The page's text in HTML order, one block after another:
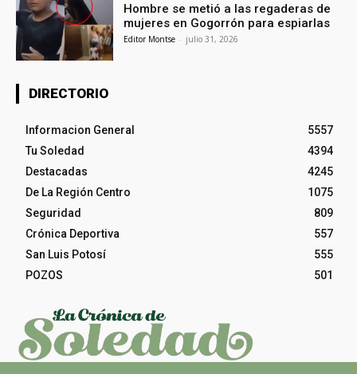
Hombre se metió a las regaderas de
mujeres en Gogorrón para espiarlas
Editor Montse - julio 31, 2026
DIRECTORIO
Informacion General
5557
Tu Soledad
4394
Destacadas
4245
De La Región Centro
1075
Seguridad
809
Crónica Deportiva
557
San Luis Potosí
555
POZOS
501